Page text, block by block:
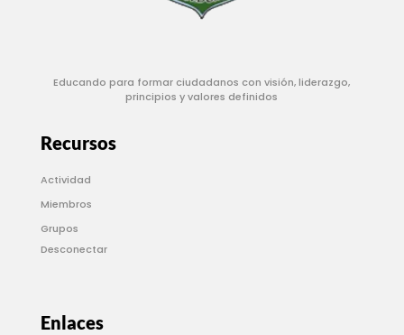
Educando para formar ciudadanos con visión, liderazgo,
principios y valores definidos
Recursos
Actividad
Miembros
Grupos
Desconectar
Enlaces